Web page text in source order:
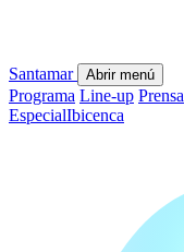
Santamar Abrir menú
Programa Line-up Prensa
EspecialIbicenca